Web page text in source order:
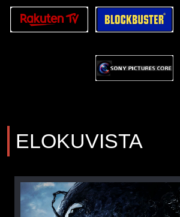
ELOKUVISTA